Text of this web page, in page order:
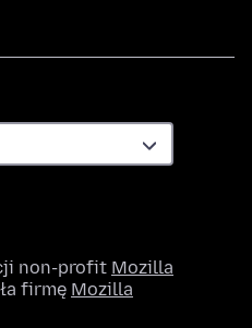
non-profit Mozilla
firmę Mozilla